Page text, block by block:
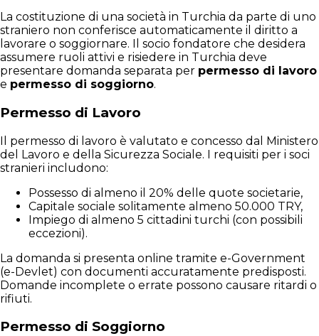
La costituzione di una società in Turchia da parte di uno
straniero non conferisce automaticamente il diritto a
lavorare o soggiornare. Il socio fondatore che desidera
assumere ruoli attivi e risiedere in Turchia deve
presentare domanda separata per permesso di lavoro
e permesso di soggiorno.
Permesso di Lavoro
Il permesso di lavoro è valutato e concesso dal Ministero
del Lavoro e della Sicurezza Sociale. I requisiti per i soci
stranieri includono:
Possesso di almeno il 20% delle quote societarie,
Capitale sociale solitamente almeno 50.000 TRY,
Impiego di almeno 5 cittadini turchi (con possibili
eccezioni).
La domanda si presenta online tramite e-Government
(e-Devlet) con documenti accuratamente predisposti.
Domande incomplete o errate possono causare ritardi o
rifiuti.
Permesso di Soggiorno